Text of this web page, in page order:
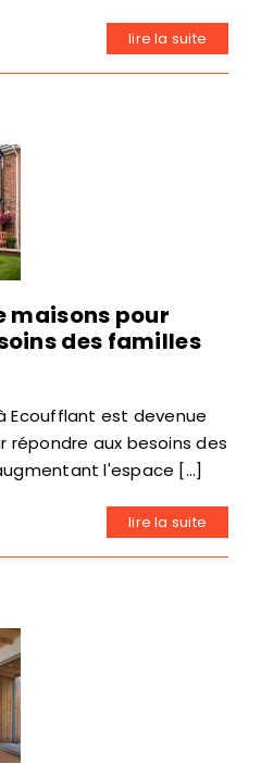
lire la suite
maisons pour
des familles
Ecoufflant est devenue
répondre aux besoins des
l'espace [...]
lire la suite